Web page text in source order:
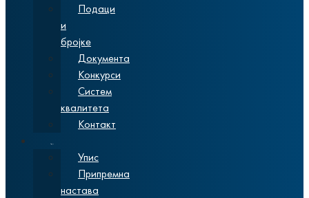
Подаци
и
бројке
Документа
Конкурси
Систем
квалитета
Контакт
Упис
Припремна
настава